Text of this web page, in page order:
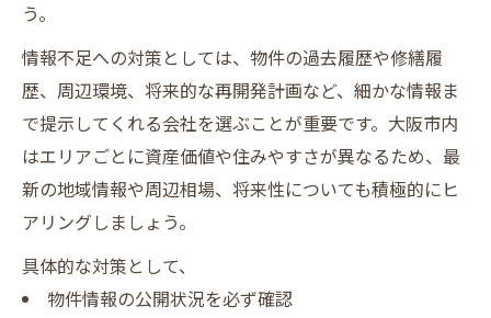
う。
情報不足への対策としては、物件の過去履歴や修繕履
歴、周辺環境、将来的な再開発計画など、細かな情報ま
で提示してくれる会社を選ぶことが重要です。大阪市内
はエリアごとに資産価値や住みやすさが異なるため、最
新の地域情報や周辺相場、将来性についても積極的にヒ
アリングしましょう。
具体的な対策として、
物件情報の公開状況を必ず確認